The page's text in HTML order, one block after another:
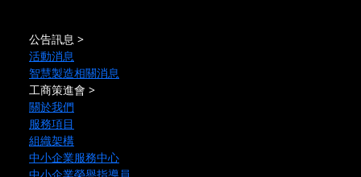
公告訊息 >
活動消息
智慧製造相關消息
工商策進會 >
關於我們
服務項目
組織架構
中小企業服務中心